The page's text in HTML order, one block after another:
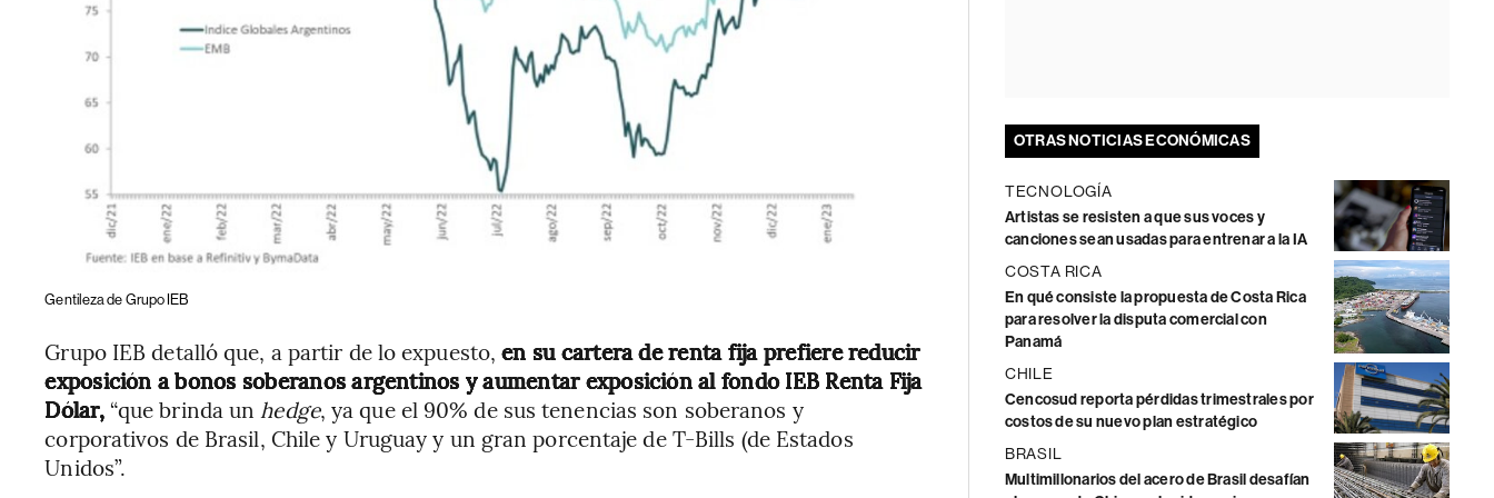
Gentileza de Grupo IEB
Grupo IEB detalló que, a partir de lo expuesto,en su cartera de renta fija prefiere reducir
exposición a bonos soberanos argentinos y aumentar exposición al fondo IEB Renta Fija
Dólar,“que brinda un hedge, ya que el 90% de sus tenencias son soberanos y
corporativos de Brasil, Chile y Uruguay y un gran porcentaje de T-Bills (de Estados
Unidos”.
OTRAS NOTICIAS ECONÓMICAS
TECNOLOGÍA
Artistas se resisten a que sus voces y
canciones sean usadas para entrenar a la IA
COSTA RICA
En qué consiste la propuesta de Costa Rica
para resolver la disputa comercial con
Panamá
CHILE
Cencosud reporta pérdidas trimestrales por
costos de su nuevo plan estratégico
BRASIL
Multimillonarios del acero de Brasil desafían